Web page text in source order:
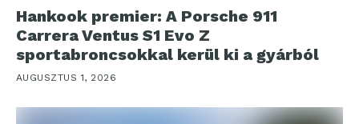
Hankook premier: A Porsche 911
Carrera Ventus S1 Evo Z
sportabroncsokkal kerül ki a gyárból
AUGUSZTUS 1, 2026